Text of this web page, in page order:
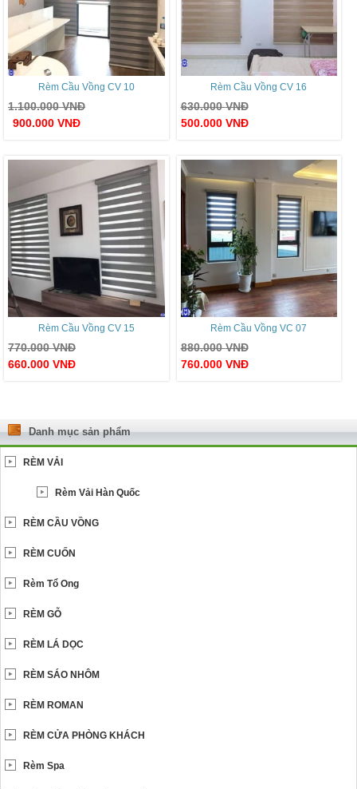
Rèm Cầu Vồng CV 10
1.100.000VNĐ
900.000 VNĐ
Rèm Cầu Vồng CV 16
630.000VNĐ
500.000 VNĐ
Rèm Cầu Vồng CV 15
770.000VNĐ
660.000 VNĐ
Rèm Cầu Vồng VC 07
880.000VNĐ
760.000 VNĐ
Danh mục sản phẩm
RÈM VẢI
Rèm Vải Hàn Quốc
RÈM CẦU VỒNG
RÈM CUỐN
Rèm Tổ Ong
RÈM GỖ
RÈM LÁ DỌC
RÈM SÁO NHÔM
RÈM ROMAN
RÈM CỬA PHÒNG KHÁCH
Rèm Spa